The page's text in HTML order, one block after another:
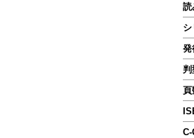
読
シ
発
判
頁
C-